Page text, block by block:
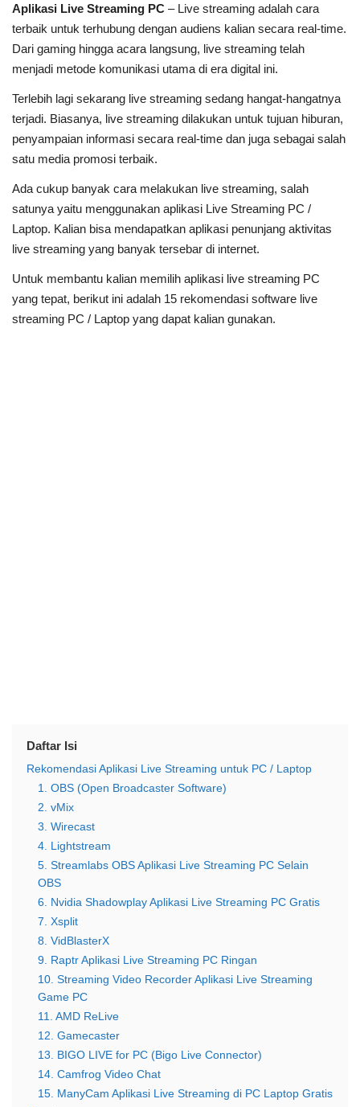
Aplikasi Live Streaming PC – Live streaming adalah cara
terbaik untuk terhubung dengan audiens kalian secara real-time.
Dari gaming hingga acara langsung, live streaming telah
menjadi metode komunikasi utama di era digital ini.
Terlebih lagi sekarang live streaming sedang hangat-hangatnya
terjadi. Biasanya, live streaming dilakukan untuk tujuan hiburan,
penyampaian informasi secara real-time dan juga sebagai salah
satu media promosi terbaik.
Ada cukup banyak cara melakukan live streaming, salah
satunya yaitu menggunakan aplikasi Live Streaming PC /
Laptop. Kalian bisa mendapatkan aplikasi penunjang aktivitas
live streaming yang banyak tersebar di internet.
Untuk membantu kalian memilih aplikasi live streaming PC
yang tepat, berikut ini adalah 15 rekomendasi software live
streaming PC / Laptop yang dapat kalian gunakan.
Daftar Isi
Rekomendasi Aplikasi Live Streaming untuk PC / Laptop
1. OBS (Open Broadcaster Software)
2. vMix
3. Wirecast
4. Lightstream
5. Streamlabs OBS Aplikasi Live Streaming PC Selain
OBS
6. Nvidia Shadowplay Aplikasi Live Streaming PC Gratis
7. Xsplit
8. VidBlasterX
9. Raptr Aplikasi Live Streaming PC Ringan
10. Streaming Video Recorder Aplikasi Live Streaming
Game PC
11. AMD ReLive
12. Gamecaster
13. BIGO LIVE for PC (Bigo Live Connector)
14. Camfrog Video Chat
15. ManyCam Aplikasi Live Streaming di PC Laptop Gratis